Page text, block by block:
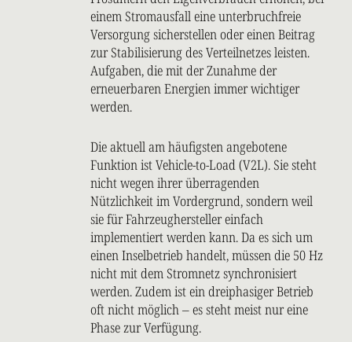
einem Stromausfall eine unterbruchfreie
Versorgung sicherstellen oder einen Beitrag
zur Stabilisierung des Verteilnetzes leisten.
Aufgaben, die mit der Zunahme der
erneuerbaren Energien immer wichtiger
werden.
Die aktuell am häufigsten angebotene
Funktion ist Vehicle-to-Load (V2L). Sie steht
nicht wegen ihrer überragenden
Nützlichkeit im Vordergrund, sondern weil
sie für Fahrzeughersteller einfach
implementiert werden kann. Da es sich um
einen Inselbetrieb handelt, müssen die 50 Hz
nicht mit dem Stromnetz synchronisiert
werden. Zudem ist ein dreiphasiger Betrieb
oft nicht möglich – es steht meist nur eine
Phase zur Verfügung.